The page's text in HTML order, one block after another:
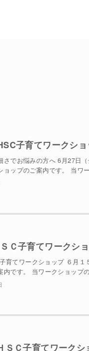
子育てワークシ
さでお悩みの方へ 6月27日
ョップのご案内です。 当ワ
Ｃ子育てワークシ
育てワークショップ ６月
内です。 当ワークショップ
ＳＣ子育てワークシ